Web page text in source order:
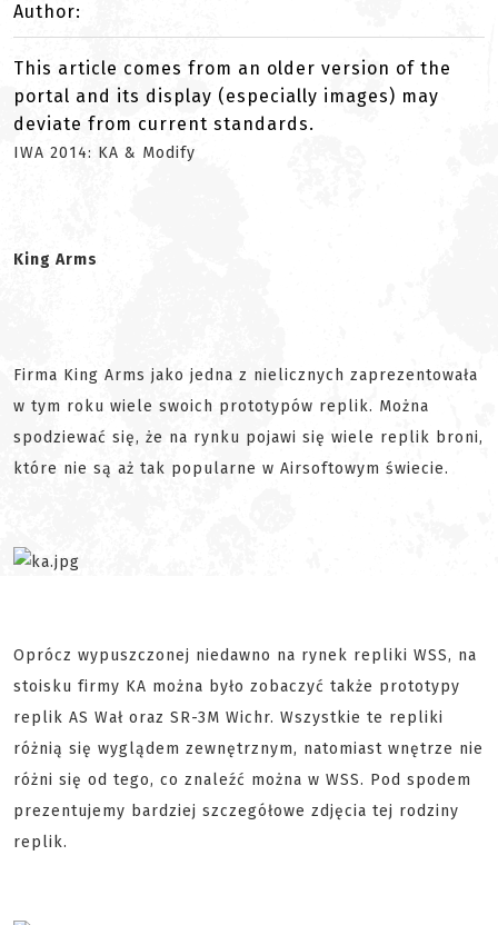
Author:
This article comes from an older version of the
portal and its display (especially images) may
deviate from current standards.
IWA 2014: KA & Modify
King Arms
Firma King Arms jako jedna z nielicznych zaprezentowała
w tym roku wiele swoich prototypów replik. Można
spodziewać się, że na rynku pojawi się wiele replik broni,
które nie są aż tak popularne w Airsoftowym świecie.
Oprócz wypuszczonej niedawno na rynek repliki WSS, na
stoisku firmy KA można było zobaczyć także prototypy
replik AS Wał oraz SR-3M Wichr. Wszystkie te repliki
różnią się wyglądem zewnętrznym, natomiast wnętrze nie
różni się od tego, co znaleźć można w WSS. Pod spodem
prezentujemy bardziej szczegółowe zdjęcia tej rodziny
replik.